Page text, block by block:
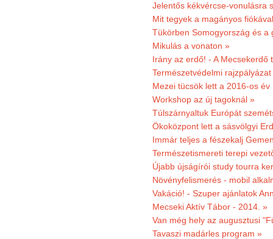
Jelentős kékvércse-vonulásra
Mit tegyek a magányos
Tükörben Somogyország és a
Mikulás a vonaton »
Irány az erdő! - A
Természetvédelmi
Mezei tücsök lett a 2016-os év
Workshop az új tagoknál »
Túlszárnyaltuk Európát
Ökoközpont lett a sásvölgyi
Immár teljes a fészekalj
Természetismereti terepi
Újabb újságírói study tourra
Növényfelismerés - mobil
Vakáció! - Szuper ajánlatok
Mecseki Aktív Tábor - 2014. »
Van még hely az augusztusi
Tavaszi madárles program »